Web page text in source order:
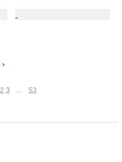
2 3 … 53